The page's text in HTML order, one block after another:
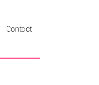
Contact